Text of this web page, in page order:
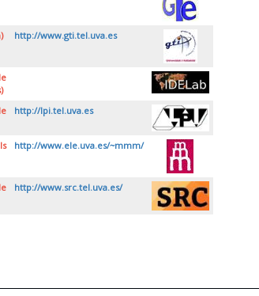
http://www.gti.tel.uva.es
http://lpi.tel.uva.es
http://www.ele.uva.es/~mmm/
http://www.src.tel.uva.es/